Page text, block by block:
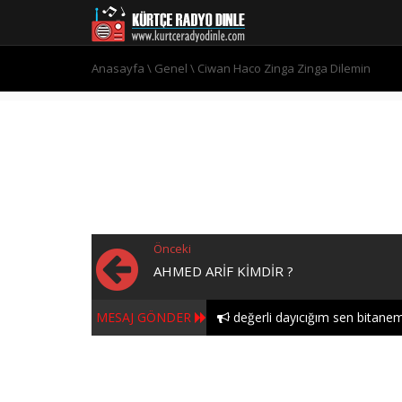
Anasayfa \ Genel \ Ciwan Haco Zinga Zinga Dilemin
Önceki
AHMED ARIF KIMDIR ?
MESAJ GÖNDER değerli dayıcığım sen